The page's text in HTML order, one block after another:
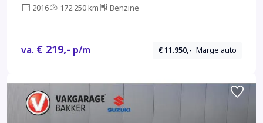
2016 172.250 km Benzine
va. € 219,- p/m € 11.950,- Marge auto